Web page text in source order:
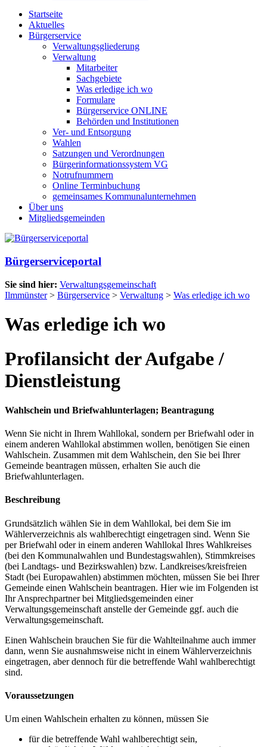
Startseite
Aktuelles
Bürgerservice
Verwaltungsgliederung
Verwaltung
Mitarbeiter
Sachgebiete
Was erledige ich wo
Formulare
Bürgerservice ONLINE
Behörden und Institutionen
Ver- und Entsorgung
Wahlen
Satzungen und Verordnungen
Bürgerinformationssystem VG
Notrufnummern
Online Terminbuchung
gemeinsames Kommunalunternehmen
Über uns
Mitgliedsgemeinden
Bürgerserviceportal
Sie sind hier: Verwaltungsgemeinschaft
Ilmmünster> Bürgerservice > Verwaltung > Was erledige ich wo
Was erledige ich wo
Profilansicht der Aufgabe /
Dienstleistung
Wahlschein und Briefwahlunterlagen; Beantragung
Wenn Sie nicht in Ihrem Wahllokal, sondern per Briefwahl oder in
einem anderen Wahllokal abstimmen wollen, benötigen Sie einen
Wahlschein. Zusammen mit dem Wahlschein, den Sie bei Ihrer
Gemeinde beantragen müssen, erhalten Sie auch die
Briefwahlunterlagen.
Beschreibung
Grundsätzlich wählen Sie in dem Wahllokal, bei dem Sie im
Wählerverzeichnis als wahlberechtigt eingetragen sind. Wenn Sie
per Briefwahl oder in einem anderen Wahllokal Ihres Wahlkreises
(bei den Kommunalwahlen und Bundestagswahlen), Stimmkreises
(bei Landtags- und Bezirkswahlen) bzw. Landkreises/kreisfreien
Stadt (bei Europawahlen) abstimmen möchten, müssen Sie bei Ihrer
Gemeinde einen Wahlschein beantragen. Hier wie im Folgenden ist
Ihr Ansprechpartner bei Mitgliedsgemeinden einer
Verwaltungsgemeinschaft anstelle der Gemeinde ggf. auch die
Verwaltungsgemeinschaft.
Einen Wahlschein brauchen Sie für die Wahlteilnahme auch immer
dann, wenn Sie ausnahmsweise nicht in einem Wählerverzeichnis
eingetragen, aber dennoch für die betreffende Wahl wahlberechtigt
sind.
Voraussetzungen
Um einen Wahlschein erhalten zu können, müssen Sie
für die betreffende Wahl wahlberechtigt sein,